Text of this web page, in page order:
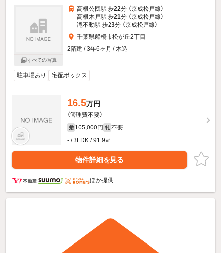
すべての写真
高根公団駅 歩22分 （京成松戸線）
高根木戸駅 歩21分 （京成松戸線）
滝不動駅 歩23分 （京成松戸線）
千葉県船橋市松が丘2丁目
2階建 / 3年6ヶ月 / 木造
駐車場あり 宅配ボックス
16.5万円
（管理費不要）
敷 165,000円 礼 不要
- / 3LDK / 91.9㎡
物件詳細を見る
ほか提供